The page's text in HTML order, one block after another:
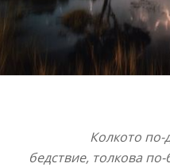
Колкото по-
бедствие, толкова